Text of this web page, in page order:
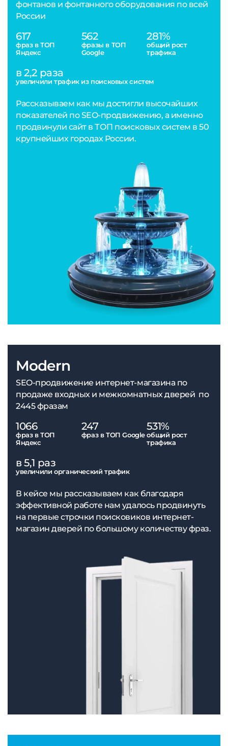
фонтанов и фонтанного оборудования по всей
России
617
фраз в ТОП
Яндекс
562
фразы в ТОП
Google
281%
общий рост
трафика
в 2,2 раза
увеличили трафик из поисковых систем
Рассказываем как мы достигли высочайших
показателей по SEO-продвижению, а именно
продвинули сайт в ТОП поисковых систем в 50
крупнейших городах России.
Modern
SEO-продвижение интернет-магазина по
продаже входных и межкомнатных дверей по
2445 фразам
1066
фраз в ТОП
Яндекс
247
фраз в ТОП Google
531%
общий рост
трафика
в 5,1 раз
увеличили органический трафик
В кейсе мы рассказываем как благодаря
эффективной работе нам удалось продвинуть
на первые строчки поисковиков интернет-
магазин дверей по большому количеству фраз.